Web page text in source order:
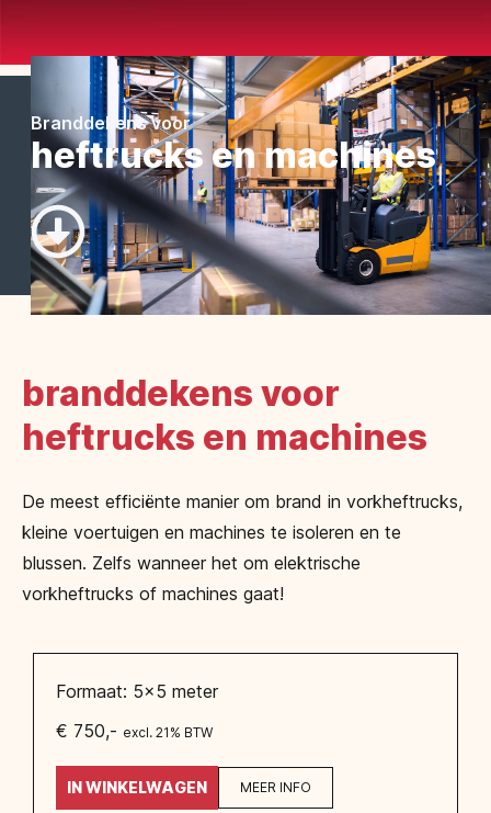
Branddekens voor
heftrucks en machines
branddekens voor
heftrucks en machines
De meest efficiënte manier om brand in vorkheftrucks,
kleine voertuigen en machines te isoleren en te
blussen. Zelfs wanneer het om elektrische
vorkheftrucks of machines gaat!
Formaat: 5x5 meter
€ 750,- excl. 21% BTW
IN WINKELWAGEN MEER INFO